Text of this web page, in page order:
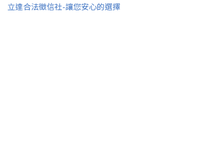
立達合法徵信社-讓您安心的選擇